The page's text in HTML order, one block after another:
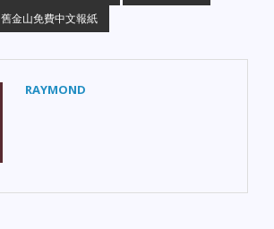
舊金山免費中文報紙
RAYMOND